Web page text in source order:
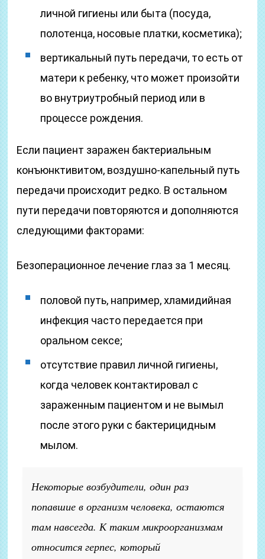
личной гигиены или быта (посуда,
полотенца, носовые платки, косметика);
вертикальный путь передачи, то есть от
матери к ребенку, что может произойти
во внутриутробный период или в
процессе рождения.
Если пациент заражен бактериальным
конъюнктивитом, воздушно-капельный путь
передачи происходит редко. В остальном
пути передачи повторяются и дополняются
следующими факторами:
Безоперационное лечение глаз за 1 месяц.
половой путь, например, хламидийная
инфекция часто передается при
оральном сексе;
отсутствие правил личной гигиены,
когда человек контактировал с
зараженным пациентом и не вымыл
после этого руки с бактерицидным
мылом.
Некоторые возбудители, один раз
попавшие в организм человека, остаются
там навсегда. К таким микроорганизмам
относится герпес, который